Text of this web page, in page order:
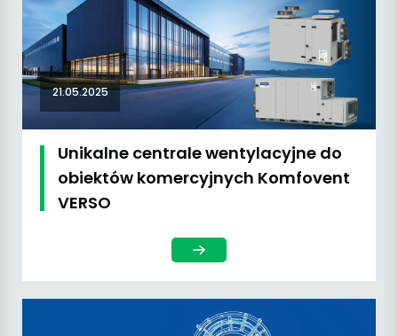
21.05.2025
Unikalne centrale wentylacyjne do
obiektów komercyjnych Komfovent
VERSO